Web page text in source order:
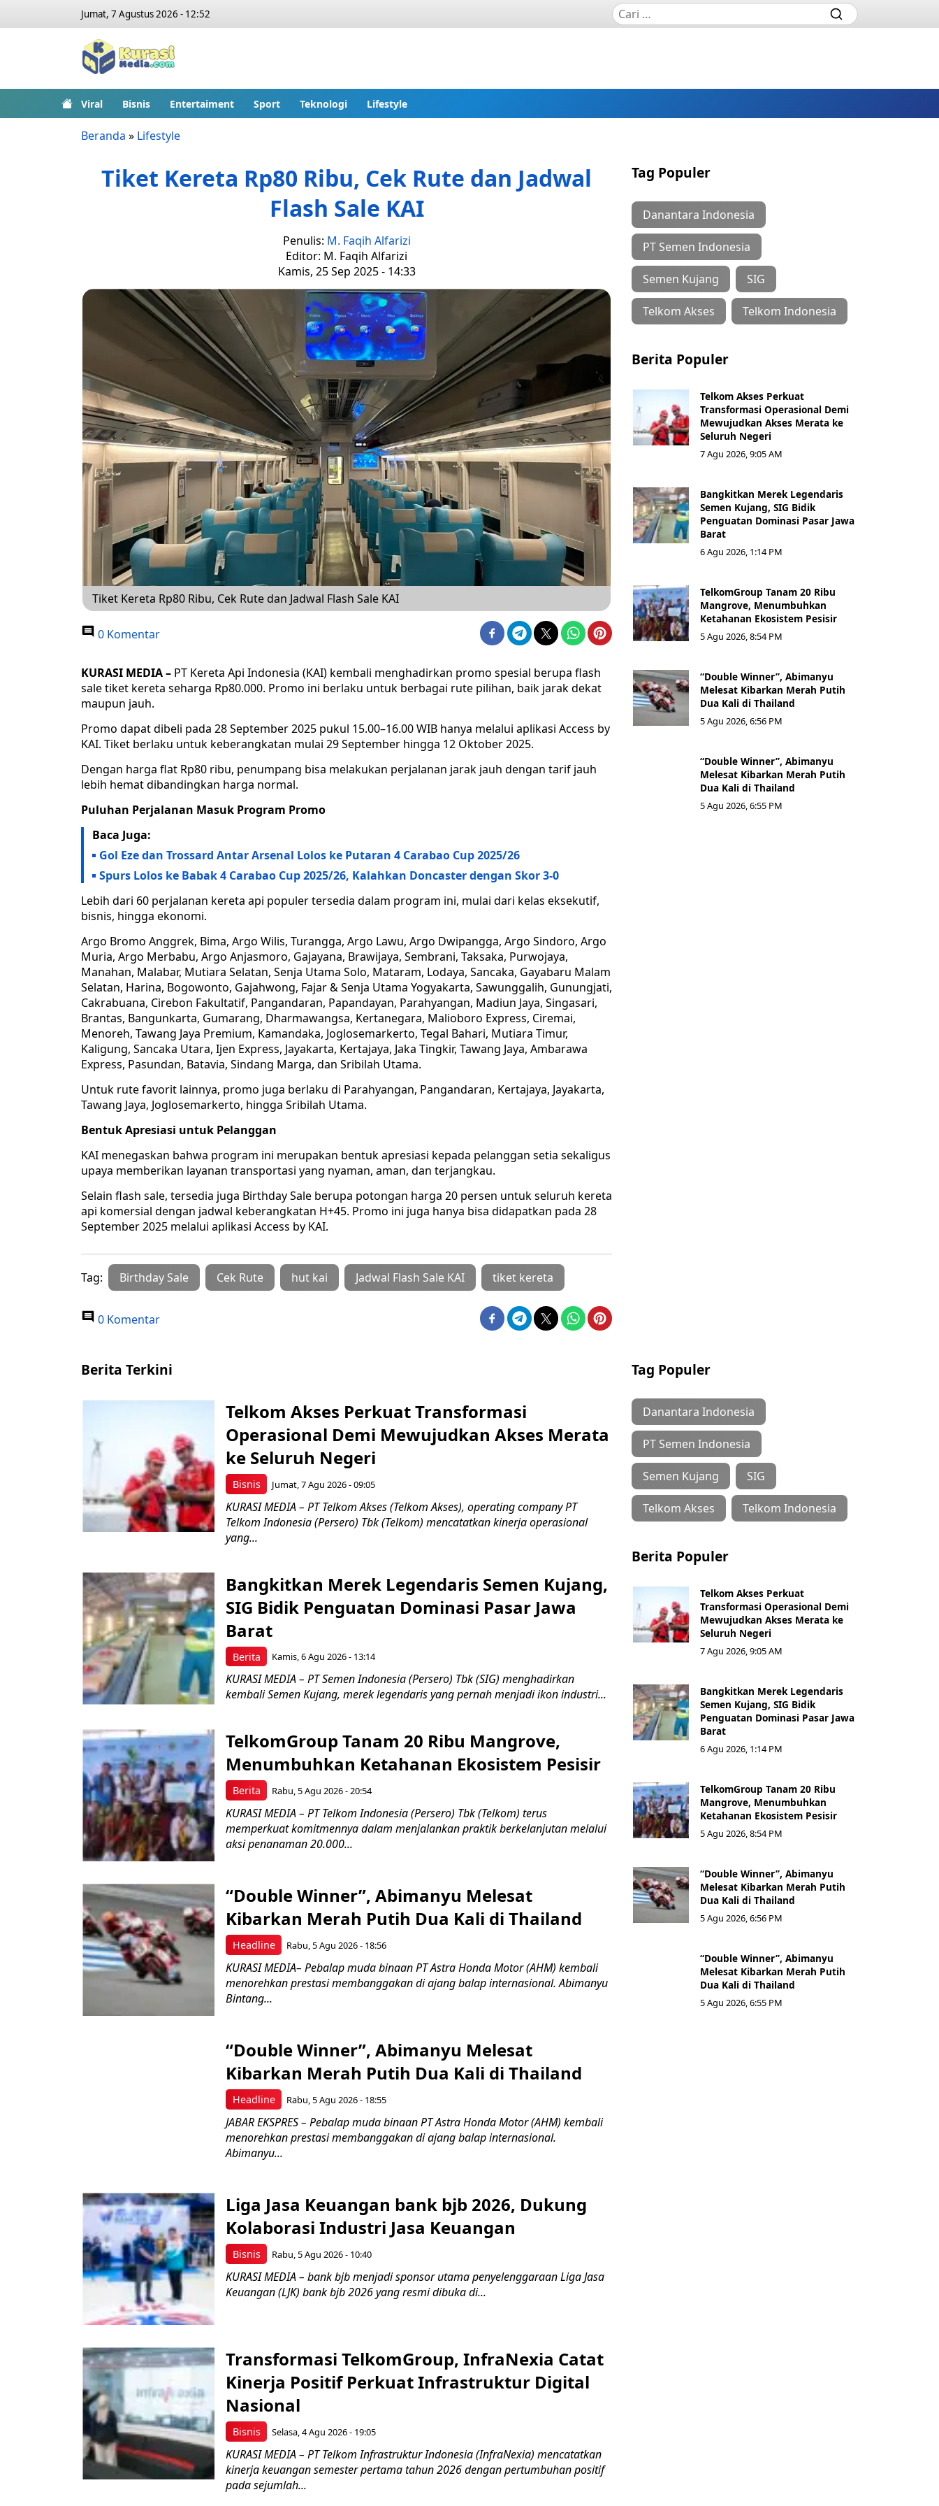
Jumat, 7 Agustus 2026 - 12:52
Viral Bisnis Entertaiment Sport Teknologi Lifestyle
Beranda » Lifestyle
Tiket Kereta Rp80 Ribu, Cek Rute dan Jadwal
Flash Sale KAI
Penulis: M. Faqih Alfarizi
Editor: M. Faqih Alfarizi
Kamis, 25 Sep 2025 - 14:33
Tiket Kereta Rp80 Ribu, Cek Rute dan Jadwal Flash Sale KAI
0 Komentar
KURASI MEDIA – PT Kereta Api Indonesia (KAI) kembali menghadirkan promo spesial berupa flash
sale tiket kereta seharga Rp80.000. Promo ini berlaku untuk berbagai rute pilihan, baik jarak dekat
maupun jauh.
Promo dapat dibeli pada 28 September 2025 pukul 15.00–16.00 WIB hanya melalui aplikasi Access by
KAI. Tiket berlaku untuk keberangkatan mulai 29 September hingga 12 Oktober 2025.
Dengan harga flat Rp80 ribu, penumpang bisa melakukan perjalanan jarak jauh dengan tarif jauh
lebih hemat dibandingkan harga normal.
Puluhan Perjalanan Masuk Program Promo
Baca Juga:
Gol Eze dan Trossard Antar Arsenal Lolos ke Putaran 4 Carabao Cup 2025/26
Spurs Lolos ke Babak 4 Carabao Cup 2025/26, Kalahkan Doncaster dengan Skor 3-0
Lebih dari 60 perjalanan kereta api populer tersedia dalam program ini, mulai dari kelas eksekutif,
bisnis, hingga ekonomi.
Argo Bromo Anggrek, Bima, Argo Wilis, Turangga, Argo Lawu, Argo Dwipangga, Argo Sindoro, Argo
Muria, Argo Merbabu, Argo Anjasmoro, Gajayana, Brawijaya, Sembrani, Taksaka, Purwojaya,
Manahan, Malabar, Mutiara Selatan, Senja Utama Solo, Mataram, Lodaya, Sancaka, Gayabaru Malam
Selatan, Harina, Bogowonto, Gajahwong, Fajar & Senja Utama Yogyakarta, Sawunggalih, Gunungjati,
Cakrabuana, Cirebon Fakultatif, Pangandaran, Papandayan, Parahyangan, Madiun Jaya, Singasari,
Brantas, Bangunkarta, Gumarang, Dharmawangsa, Kertanegara, Malioboro Express, Ciremai,
Menoreh, Tawang Jaya Premium, Kamandaka, Joglosemarkerto, Tegal Bahari, Mutiara Timur,
Kaligung, Sancaka Utara, Ijen Express, Jayakarta, Kertajaya, Jaka Tingkir, Tawang Jaya, Ambarawa
Express, Pasundan, Batavia, Sindang Marga, dan Sribilah Utama.
Untuk rute favorit lainnya, promo juga berlaku di Parahyangan, Pangandaran, Kertajaya, Jayakarta,
Tawang Jaya, Joglosemarkerto, hingga Sribilah Utama.
Bentuk Apresiasi untuk Pelanggan
KAI menegaskan bahwa program ini merupakan bentuk apresiasi kepada pelanggan setia sekaligus
upaya memberikan layanan transportasi yang nyaman, aman, dan terjangkau.
Selain flash sale, tersedia juga Birthday Sale berupa potongan harga 20 persen untuk seluruh kereta
api komersial dengan jadwal keberangkatan H+45. Promo ini juga hanya bisa didapatkan pada 28
September 2025 melalui aplikasi Access by KAI.
Tag: Birthday Sale Cek Rute hut kai Jadwal Flash Sale KAI tiket kereta
0 Komentar
Tag Populer
Danantara Indonesia
PT Semen Indonesia
Semen Kujang SIG
Telkom Akses Telkom Indonesia
Berita Populer
Telkom Akses Perkuat
Transformasi Operasional Demi
Mewujudkan Akses Merata ke
Seluruh Negeri
7 Agu 2026, 9:05 AM
Bangkitkan Merek Legendaris
Semen Kujang, SIG Bidik
Penguatan Dominasi Pasar Jawa
Barat
6 Agu 2026, 1:14 PM
TelkomGroup Tanam 20 Ribu
Mangrove, Menumbuhkan
Ketahanan Ekosistem Pesisir
5 Agu 2026, 8:54 PM
“Double Winner”, Abimanyu
Melesat Kibarkan Merah Putih
Dua Kali di Thailand
5 Agu 2026, 6:56 PM
“Double Winner”, Abimanyu
Melesat Kibarkan Merah Putih
Dua Kali di Thailand
5 Agu 2026, 6:55 PM
Berita Terkini
Bisnis
Telkom Akses Perkuat Transformasi
Operasional Demi Mewujudkan Akses Merata
ke Seluruh Negeri
Jumat, 7 Agu 2026 - 09:05
KURASI MEDIA – PT Telkom Akses (Telkom Akses), operating company PT
Telkom Indonesia (Persero) Tbk (Telkom) mencatatkan kinerja operasional
yang...
Berita
Bangkitkan Merek Legendaris Semen Kujang,
SIG Bidik Penguatan Dominasi Pasar Jawa
Barat
Kamis, 6 Agu 2026 - 13:14
KURASI MEDIA – PT Semen Indonesia (Persero) Tbk (SIG) menghadirkan
kembali Semen Kujang, merek legendaris yang pernah menjadi ikon industri...
Berita
TelkomGroup Tanam 20 Ribu Mangrove,
Menumbuhkan Ketahanan Ekosistem Pesisir
Rabu, 5 Agu 2026 - 20:54
KURASI MEDIA – PT Telkom Indonesia (Persero) Tbk (Telkom) terus
memperkuat komitmennya dalam menjalankan praktik berkelanjutan melalui
aksi penanaman 20.000...
Headline
“Double Winner”, Abimanyu Melesat
Kibarkan Merah Putih Dua Kali di Thailand
Rabu, 5 Agu 2026 - 18:56
KURASI MEDIA– Pebalap muda binaan PT Astra Honda Motor (AHM) kembali
menorehkan prestasi membanggakan di ajang balap internasional. Abimanyu
Bintang...
Headline
“Double Winner”, Abimanyu Melesat
Kibarkan Merah Putih Dua Kali di Thailand
Rabu, 5 Agu 2026 - 18:55
JABAR EKSPRES – Pebalap muda binaan PT Astra Honda Motor (AHM) kembali
menorehkan prestasi membanggakan di ajang balap internasional.
Abimanyu...
Bisnis
Liga Jasa Keuangan bank bjb 2026, Dukung
Kolaborasi Industri Jasa Keuangan
Rabu, 5 Agu 2026 - 10:40
KURASI MEDIA – bank bjb menjadi sponsor utama penyelenggaraan Liga Jasa
Keuangan (LJK) bank bjb 2026 yang resmi dibuka di...
Bisnis
Transformasi TelkomGroup, InfraNexia Catat
Kinerja Positif Perkuat Infrastruktur Digital
Nasional
Selasa, 4 Agu 2026 - 19:05
KURASI MEDIA – PT Telkom Infrastruktur Indonesia (InfraNexia) mencatatkan
kinerja keuangan semester pertama tahun 2026 dengan pertumbuhan positif
pada sejumlah...
Tag Populer
Danantara Indonesia
PT Semen Indonesia
Semen Kujang SIG
Telkom Akses Telkom Indonesia
Berita Populer
Telkom Akses Perkuat
Transformasi Operasional Demi
Mewujudkan Akses Merata ke
Seluruh Negeri
7 Agu 2026, 9:05 AM
Bangkitkan Merek Legendaris
Semen Kujang, SIG Bidik
Penguatan Dominasi Pasar Jawa
Barat
6 Agu 2026, 1:14 PM
TelkomGroup Tanam 20 Ribu
Mangrove, Menumbuhkan
Ketahanan Ekosistem Pesisir
5 Agu 2026, 8:54 PM
“Double Winner”, Abimanyu
Melesat Kibarkan Merah Putih
Dua Kali di Thailand
5 Agu 2026, 6:56 PM
“Double Winner”, Abimanyu
Melesat Kibarkan Merah Putih
Dua Kali di Thailand
5 Agu 2026, 6:55 PM